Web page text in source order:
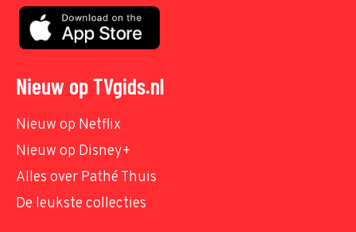
Nieuw op TVgids.nl
Nieuw op Netflix
Nieuw op Disney+
Alles over Pathé Thuis
De leukste collecties